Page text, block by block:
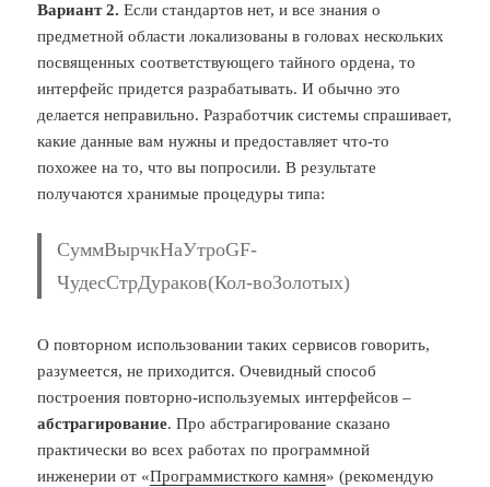
Вариант 2. Если стандартов нет, и все знания о
предметной области локализованы в головах нескольких
посвященных соответствующего тайного ордена, то
интерфейс придется разрабатывать. И обычно это
делается неправильно. Разработчик системы спрашивает,
какие данные вам нужны и предоставляет что-то
похожее на то, что вы попросили. В результате
получаются хранимые процедуры типа:
СуммВырчкНаУтроGF-
ЧудесСтрДураков(Кол-воЗолотых)
О повторном использовании таких сервисов говорить,
разумеется, не приходится. Очевидный способ
построения повторно-используемых интерфейсов –
абстрагирование. Про абстрагирование сказано
практически во всех работах по программной
инженерии от «Программисткого камня» (рекомендую